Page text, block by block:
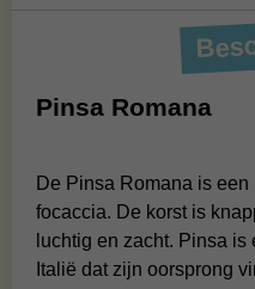
Pinsa Romana
De Pinsa Romana is
focaccia. De korst is
luchtig en zacht. Pinsa
Italië dat zijn oorsprong